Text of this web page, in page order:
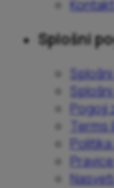
Kontakt
Splošni